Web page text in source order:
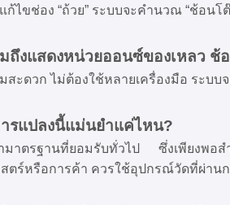
ก้ไขช่อง “ถ้วย” ระบบจะคำนวณ “ช้อน
ถึงแสดงหน่วยออนซ์ของเหลว ช้
สะดวก ไม่ต้องใช้หลายเครื่องมือ ระบ
รแปลงนี้แม่นยำแค่ไหน?
ามาตรฐานที่ยอมรับทั่วไป ซึ่งเพียงพอ
ตร์หรือการค้า ควรใช้อุปกรณ์วัดที่ผ่านก